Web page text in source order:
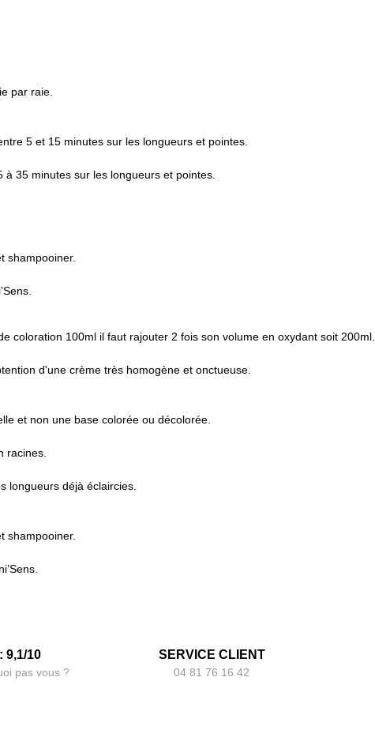
par raie.
5 et 15 minutes sur les longueurs et pointes.
35 minutes sur les longueurs et pointes.
shampooiner.
coloration 100ml il faut rajouter 2 fois son volume en oxydant soit 200ml.
d'une crème très homogène et onctueuse.
et non une base colorée ou décolorée.
racines.
longueurs déjà éclaircies.
shampooiner.
9,1/10
pas vous ?
SERVICE CLIENT
04 81 76 16 42